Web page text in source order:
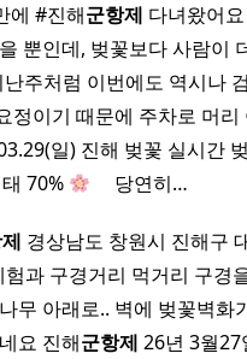
에 #진해군항제 다녀왔어
뿐인데, 벚꽃보다 사람이
난주처럼 이번에도 역시나
정이기 때문에 주차로 머리
일) 진해 벚꽃 실시간
태 70%
​ ​ ​ ​ 당연히…
경상남도 창원시 진해구
과 구경거리 먹거리 구경
무 아래로.. 벽에 벚꽃벽화
요 진해군항제 26년 3월27